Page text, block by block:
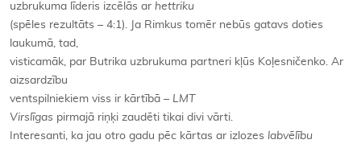
uzbrukuma līderis izcēlās ar hettriku
(spēles rezultāts – 4:1). Ja Rimkus tomēr nebūs gatavs doties
laukumā, tad,
visticamāk, par Butrika uzbrukuma partneri kļūs Koļesničenko. Ar
aizsardzību
ventspilniekiem viss ir kārtībā – LMT
Virslīgas pirmajā riņķi zaudēti tikai divi vārti.
Interesanti, ka jau otro gadu pēc kārtas ar izlozes labvēlību